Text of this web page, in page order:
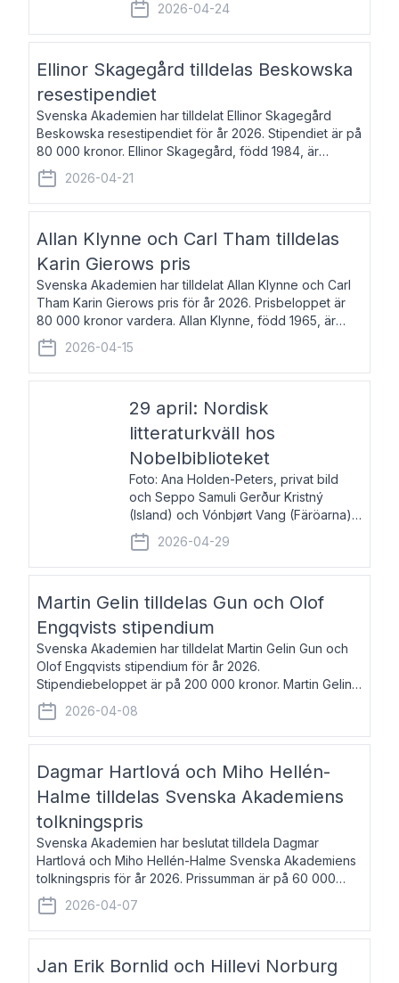
2026-04-24
Ellinor Skagegård tilldelas Beskowska
resestipendiet
Svenska Akademien har tilldelat Ellinor Skagegård
Beskowska resestipendiet för år 2026. Stipendiet är på
80 000 kronor. Ellinor Skagegård, född 1984, är
författare, journalist och musiker. Hon skriver
återkommande för Svenska Dagbladet, Ups
2026-04-21
Allan Klynne och Carl Tham tilldelas
Karin Gierows pris
Svenska Akademien har tilldelat Allan Klynne och Carl
Tham Karin Gierows pris för år 2026. Prisbeloppet är
80 000 kronor vardera. Allan Klynne, född 1965, är
arkeolog, författare, översättare och fil.dr i antikens
kultur och samhällsliv. Ut
2026-04-15
29 april: Nordisk
litteraturkväll hos
Nobelbiblioteket
Foto: Ana Holden-Peters, privat bild
och Seppo Samuli Gerður Kristný
(Island) och Vónbjørt Vang (Färöarna)
läser ur sina verk och samtalar med
John Swedenmark. De läser upp på
färöiska, isländska och svenska och
2026-04-29
Martin Gelin tilldelas Gun och Olof
Engqvists stipendium
Svenska Akademien har tilldelat Martin Gelin Gun och
Olof Engqvists stipendium för år 2026.
Stipendiebeloppet är på 200 000 kronor. Martin Gelin,
född 1978, är journalist och författare. Han lever
numera i Paris men var under många år bosat
2026-04-08
Dagmar Hartlová och Miho Hellén-
Halme tilldelas Svenska Akademiens
tolkningspris
Svenska Akademien har beslutat tilldela Dagmar
Hartlová och Miho Hellén-Halme Svenska Akademiens
tolkningspris för år 2026. Prissumman är på 60 000
kronor var. Dagmar Hartlová, född 1951, översätter
huvudsakligen från svenska till tjeckiska
2026-04-07
Jan Erik Bornlid och Hillevi Norburg